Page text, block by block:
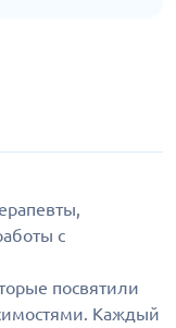
с
посвятили
Каждый